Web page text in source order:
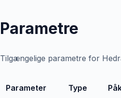
Parametre
Tilgængelige parametre for
Parameter Type